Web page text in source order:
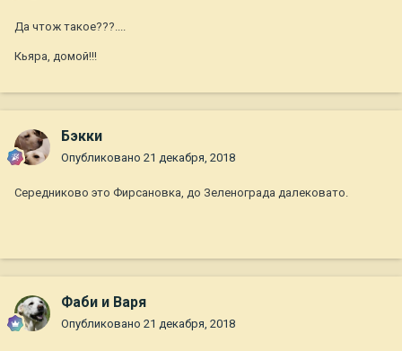
Да чтож такое???....
Кьяра, домой!!!
Бэкки
Опубликовано 21 декабря, 2018
Середниково это Фирсановка, до Зеленограда далековато.
Фаби и Варя
Опубликовано 21 декабря, 2018